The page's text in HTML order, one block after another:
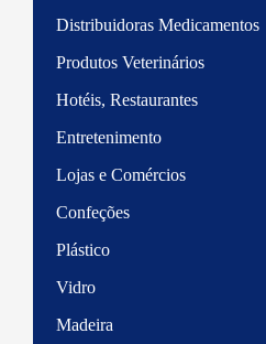
Distribuidoras Medicamentos
Produtos Veterinários
Hotéis, Restaurantes
Entretenimento
Lojas e Comércios
Confeções
Plástico
Vidro
Madeira